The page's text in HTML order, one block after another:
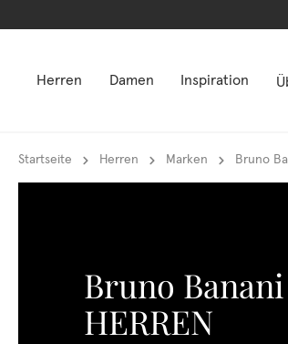
Herren Damen Inspiration
Startseite Herren Marken Bruno
Bruno
HERREN